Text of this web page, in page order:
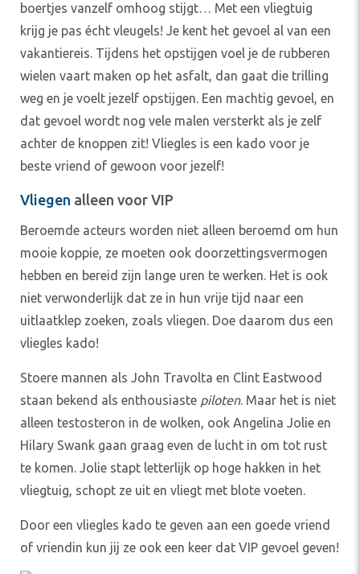
boertjes vanzelf omhoog stijgt… Met een vliegtuig
krijg je pas écht vleugels! Je kent het gevoel al van een
vakantiereis. Tijdens het opstijgen voel je de rubberen
wielen vaart maken op het asfalt, dan gaat die trilling
weg en je voelt jezelf opstijgen. Een machtig gevoel, en
dat gevoel wordt nog vele malen versterkt als je zelf
achter de knoppen zit! Vliegles is een kado voor je
beste vriend of gewoon voor jezelf!
Vliegen alleen voor VIP
Beroemde acteurs worden niet alleen beroemd om hun
mooie koppie, ze moeten ook doorzettingsvermogen
hebben en bereid zijn lange uren te werken. Het is ook
niet verwonderlijk dat ze in hun vrije tijd naar een
uitlaatklep zoeken, zoals vliegen. Doe daarom dus een
vliegles kado!
Stoere mannen als John Travolta en Clint Eastwood
staan bekend als enthousiaste piloten. Maar het is niet
alleen testosteron in de wolken, ook Angelina Jolie en
Hilary Swank gaan graag even de lucht in om tot rust
te komen. Jolie stapt letterlijk op hoge hakken in het
vliegtuig, schopt ze uit en vliegt met blote voeten.
Door een vliegles kado te geven aan een goede vriend
of vriendin kun jij ze ook een keer dat VIP gevoel geven!